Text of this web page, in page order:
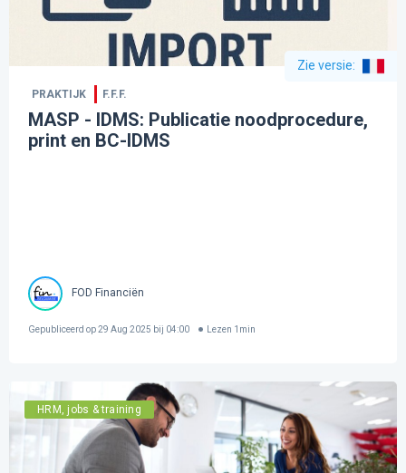
Zie versie:
PRAKTIJK F.F.F.
MASP - IDMS: Publicatie noodprocedure,
print en BC-IDMS
FOD Financiën
Gepubliceerd op29 Aug 2025 bij 04:00 Lezen 1 min
HRM, jobs & training